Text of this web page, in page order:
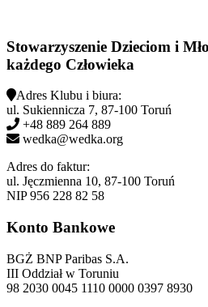
Stowarzyszenie Dzieciom i
każdego Człowieka
Adres Klubu i biura:
ul. Sukiennicza 7, 87-100 Toruń
+48 889 264 889
wedka@wedka.org
Adres do faktur:
ul. Jęczmienna 10, 87-100 Toruń
NIP 956 228 82 58
Konto Bankowe
BGŻ BNP Paribas S.A.
III Oddział w Toruniu
98 2030 0045 1110 0000 0397 8930